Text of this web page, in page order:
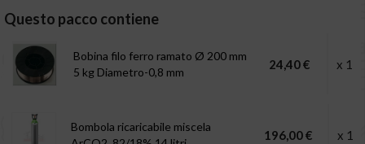
Questo pacco contiene
Bobina filo ferro ramato Ø 200 mm
5 kg Diametro-0,8 mm
24,40 € x 1
Bombola ricaricabile miscela
196,00 € x 1